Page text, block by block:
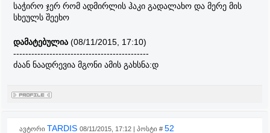
საჭირო ჯერ რომ ადმირლის ჰაკი გადალახო და მერე მის
სხეულს შეეხო
დამატებულია (08/11/2015, 17:10)
---------------------------------------------
ძაან ნაადრევია მგონი ამის გახსნა:დ
ავტორი TARDIS 08/11/2015, 17:12 | პოსტი # 52